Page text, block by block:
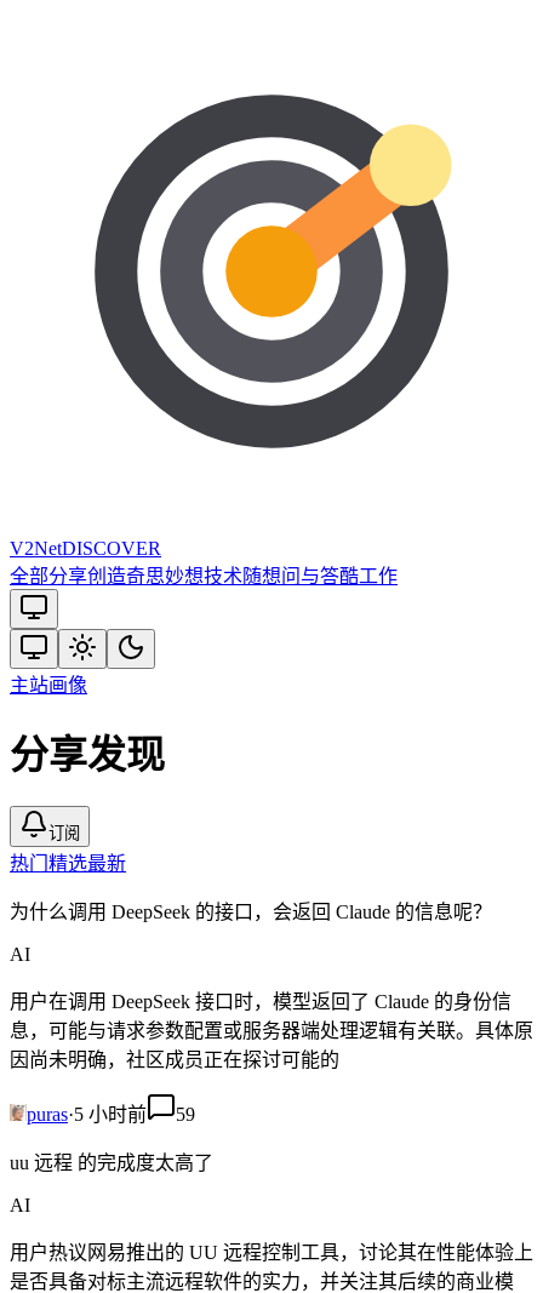
V2NetDISCOVER
全部分享创造奇思妙想技术随想问与答酷工作
主站画像
分享发现
订阅
热门 精选最新
为什么调用 DeepSeek 的接口，会返回 Claude 的信息呢？
AI
用户在调用 DeepSeek 接口时，模型返回了 Claude 的身份信
息，可能与请求参数配置或服务器端处理逻辑有关联。具体原
因尚未明确，社区成员正在探讨可能的
puras·5 小时前 59
uu 远程 的完成度太高了
AI
用户热议网易推出的 UU 远程控制工具，讨论其在性能体验上
是否具备对标主流远程软件的实力，并关注其后续的商业模